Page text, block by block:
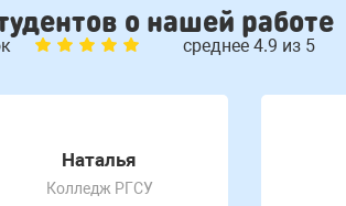
о нашей работе
среднее 4.9 из 5
Наталья
Колледж РГСУ